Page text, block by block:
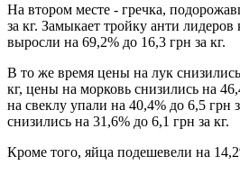
На втором месте - гречка,
за кг. Замыкает тройку анти
выросли на 69,2% до 16,3 грн за кг.
В то же время цены на лук
кг, цены на морковь снизились на
на свеклу упали на 40,4% до 6,5 грн
снизились на 31,6% до 6,1 грн за кг.
Кроме того, яйца подешевели на